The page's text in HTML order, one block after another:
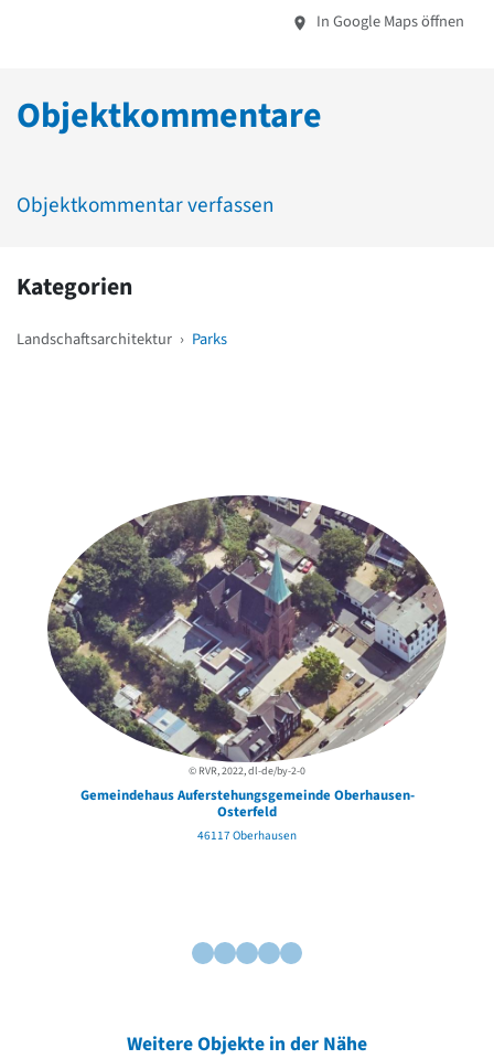
In Google Maps öffnen
Objektkommentare
Objektkommentar verfassen
Kategorien
Landschaftsarchitektur › Parks
© RVR, 2022, dl-de/by-2-0
Gemeindehaus Auferstehungsgemeinde Oberhausen-
Osterfeld
46117 Oberhausen
Weitere Objekte in der Nähe